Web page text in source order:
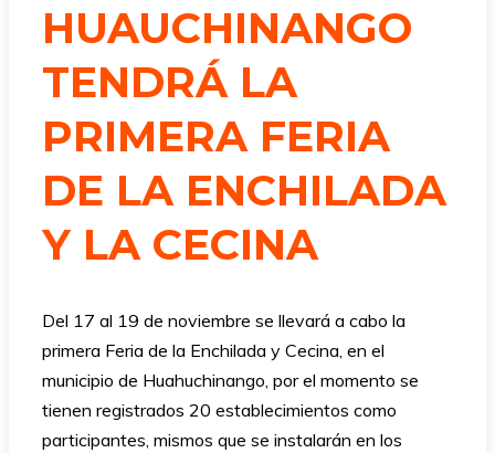
HUAUCHINANGO
TENDRÁ LA
PRIMERA FERIA
DE LA ENCHILADA
Y LA CECINA
Del 17 al 19 de noviembre se llevará a cabo la
primera Feria de la Enchilada y Cecina, en el
municipio de Huahuchinango, por el momento se
tienen registrados 20 establecimientos como
participantes, mismos que se instalarán en los